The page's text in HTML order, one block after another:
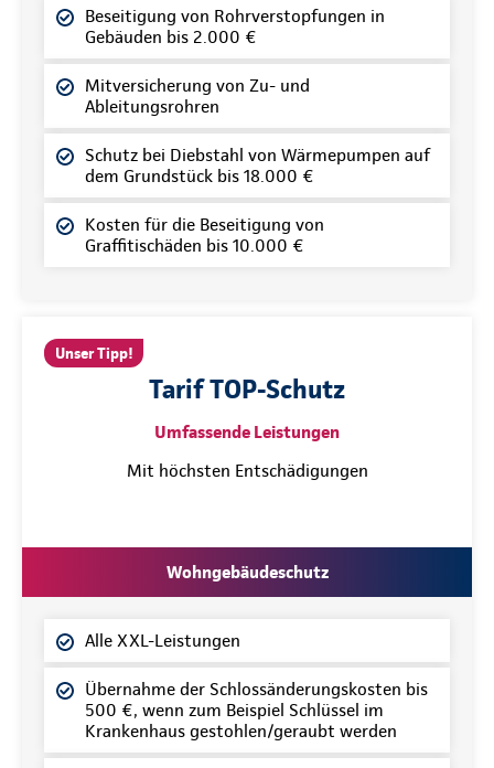
Beseitigung von Rohrverstopfungen in
Gebäuden bis 2.000 €
Mitversicherung von Zu- und
Ableitungsrohren
Schutz bei Diebstahl von Wärmepumpen auf
dem Grundstück bis 18.000 €
Kosten für die Beseitigung von
Graffitischäden bis 10.000 €
Unser Tipp!
Tarif TOP-Schutz
Umfassende Leistungen
Mit höchsten Entschädigungen
Wohngebäudeschutz
Alle XXL-Leistungen
Übernahme der Schlossänderungskosten bis
500 €, wenn zum Beispiel Schlüssel im
Krankenhaus gestohlen/geraubt werden